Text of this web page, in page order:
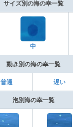
サイズ別の海の幸一覧
中
動き別の海の幸一覧
普通 遅い
泡別海の幸一覧